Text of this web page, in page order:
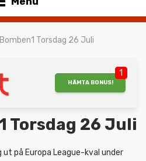
Torsdag 26 Juli
1
HÄMTA BONUS!
Torsdag 26 Juli
ut på Europa League-kval under